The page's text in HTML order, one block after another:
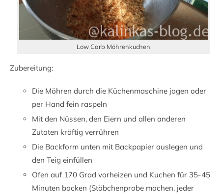
Low Carb Möhrenkuchen
Zubereitung:
Die Möhren durch die Küchenmaschine jagen oder
per Hand fein raspeln
Mit den Nüssen, den Eiern und allen anderen
Zutaten kräftig verrühren
Die Backform unten mit Backpapier auslegen und
den Teig einfüllen
Ofen auf 170 Grad vorheizen und Kuchen für 35-45
Minuten backen (Stäbchenprobe machen, jeder